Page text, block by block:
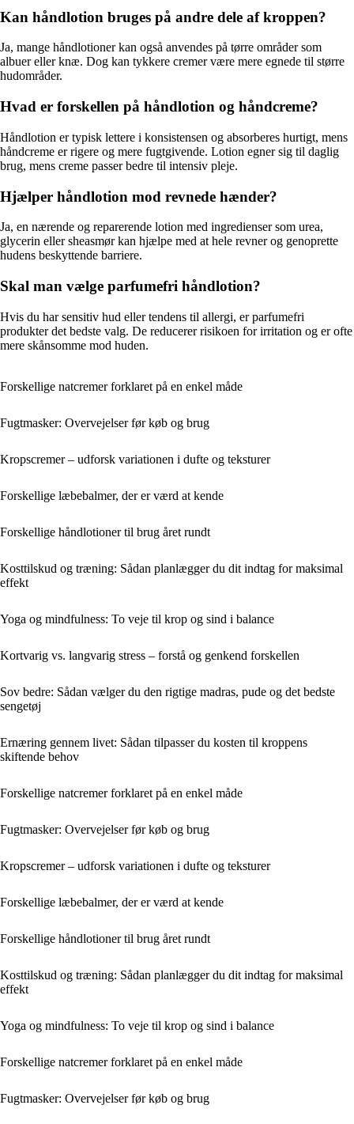
Kan håndlotion bruges på andre dele af kroppen?
Ja, mange håndlotioner kan også anvendes på tørre områder som
albuer eller knæ. Dog kan tykkere cremer være mere egnede til større
hudområder.
Hvad er forskellen på håndlotion og håndcreme?
Håndlotion er typisk lettere i konsistensen og absorberes hurtigt, mens
håndcreme er rigere og mere fugtgivende. Lotion egner sig til daglig
brug, mens creme passer bedre til intensiv pleje.
Hjælper håndlotion mod revnede hænder?
Ja, en nærende og reparerende lotion med ingredienser som urea,
glycerin eller sheasmør kan hjælpe med at hele revner og genoprette
hudens beskyttende barriere.
Skal man vælge parfumefri håndlotion?
Hvis du har sensitiv hud eller tendens til allergi, er parfumefri
produkter det bedste valg. De reducerer risikoen for irritation og er ofte
mere skånsomme mod huden.
Forskellige natcremer forklaret på en enkel måde
Fugtmasker: Overvejelser før køb og brug
Kropscremer – udforsk variationen i dufte og teksturer
Forskellige læbebalmer, der er værd at kende
Forskellige håndlotioner til brug året rundt
Kosttilskud og træning: Sådan planlægger du dit indtag for maksimal
effekt
Yoga og mindfulness: To veje til krop og sind i balance
Kortvarig vs. langvarig stress – forstå og genkend forskellen
Sov bedre: Sådan vælger du den rigtige madras, pude og det bedste
sengetøj
Ernæring gennem livet: Sådan tilpasser du kosten til kroppens
skiftende behov
Forskellige natcremer forklaret på en enkel måde
Fugtmasker: Overvejelser før køb og brug
Kropscremer – udforsk variationen i dufte og teksturer
Forskellige læbebalmer, der er værd at kende
Forskellige håndlotioner til brug året rundt
Kosttilskud og træning: Sådan planlægger du dit indtag for maksimal
effekt
Yoga og mindfulness: To veje til krop og sind i balance
Forskellige natcremer forklaret på en enkel måde
Fugtmasker: Overvejelser før køb og brug